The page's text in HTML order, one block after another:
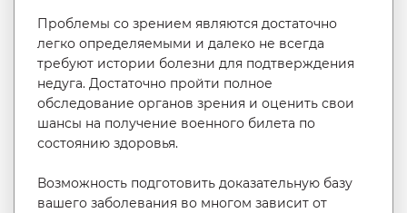
Проблемы со зрением являются достаточно
легко определяемыми и далеко не всегда
требуют истории болезни для подтверждения
недуга. Достаточно пройти полное
обследование органов зрения и оценить свои
шансы на получение военного билета по
состоянию здоровья.
Возможность подготовить доказательную базу
вашего заболевания во многом зависит от